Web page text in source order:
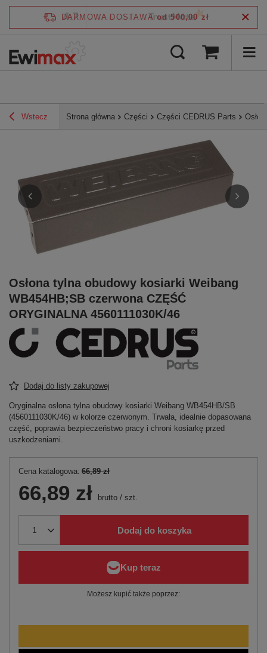
DARMOWA DOSTAWA od 500,00 zł
Wstecz Strona główna Części Części CEDRUS Parts
Osłona tylna obudowy kosiarki Weibang
WB454HB;SB czerwona CZĘŚĆ
ORYGINALNA 4560111030K/46
Dodaj do listy zakupowej
Oryginalna osłona tylna obudowy kosiarki Weibang WB454HB/SB
(4560111030K/46) w kolorze czerwonym. Trwała, idealnie dopasowana
część, poprawia bezpieczeństwo pracy i chroni kosiarkę przed
uszkodzeniami.
Cena katalogowa: 66,89 zł
66,89 zł brutto / szt.
Dodaj do koszyka
Możesz kupić także poprzez:
4.7/5 zweryfikowane przez